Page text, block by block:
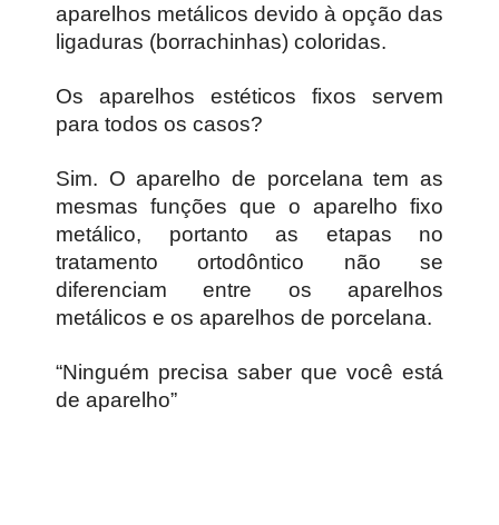
aparelhos metálicos devido à opção das
ligaduras (borrachinhas) coloridas.
Os aparelhos estéticos fixos servem
para todos os casos?
Sim. O aparelho de porcelana tem as
mesmas funções que o aparelho fixo
metálico, portanto as etapas no
tratamento ortodôntico não se
diferenciam entre os aparelhos
metálicos e os aparelhos de porcelana.
“Ninguém precisa saber que você está
de aparelho”